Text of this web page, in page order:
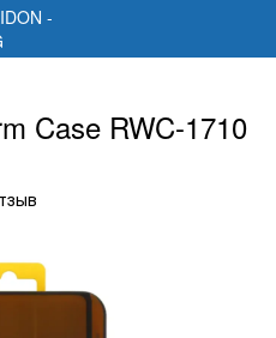
Case RWC-1710